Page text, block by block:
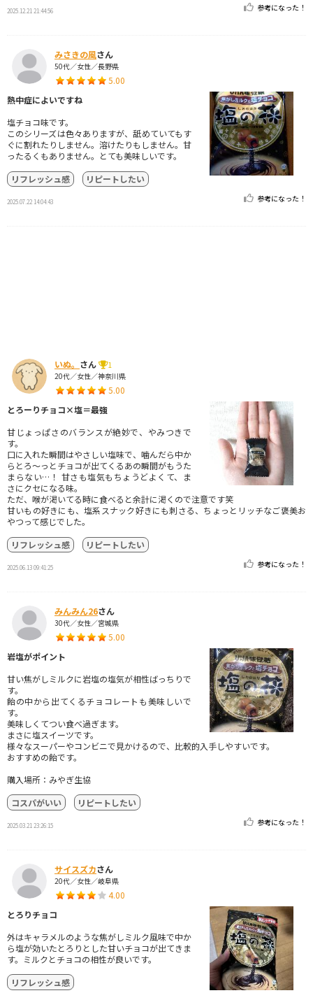
2025.12.21 21:44:56 参考になった！
みさきの風さん
50代／女性／長野県
5.00
熱中症によいですね
塩チョコ味です。
このシリーズは色々ありますが、舐めていてもす
ぐに割れたりしません。溶けたりもしません。甘
ったるくもありません。とても美味しいです。
リフレッシュ感
リピートしたい
2025.07.22 14:04:43 参考になった！
いぬ。 さん
1
20代／女性／神奈川県
5.00
とろーりチョコ×塩＝最強
甘じょっぱさのバランスが絶妙で、やみつきで
す。
口に入れた瞬間はやさしい塩味で、噛んだら中か
らとろ～っとチョコが出てくるあの瞬間がもうた
まらない…！ 甘さも塩気もちょうどよくて、ま
さにクセになる味。
ただ、喉が渇いてる時に食べると余計に渇くので注意です笑
甘いもの好きにも、塩系スナック好きにも刺さる、ちょっとリッチなご褒美お
やつって感じでした。
リフレッシュ感
リピートしたい
2025.06.13 09:41:25 参考になった！
みんみん26さん
30代／女性／宮城県
5.00
岩塩がポイント
甘い焦がしミルクに岩塩の塩気が相性ばっちりで
す。
飴の中から出てくるチョコレートも美味しいで
す。
美味しくてつい食べ過ぎます。
まさに塩スイーツです。
様々なスーパーやコンビニで見かけるので、比較的入手しやすいです。
おすすめの飴です。
購入場所：みやぎ生協
コスパがいい
リピートしたい
2025.03.21 23:26:15 参考になった！
サイスズカさん
20代／女性／岐阜県
4.00
とろりチョコ
外はキャラメルのような焦がしミルク風味で中か
ら塩が効いたとろりとした甘いチョコが出てきま
す。ミルクとチョコの相性が良いです。
リフレッシュ感